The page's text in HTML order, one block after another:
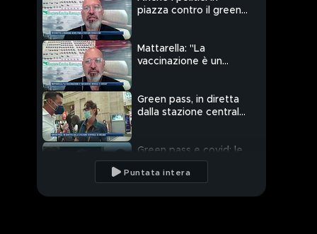
piazza contro il green
Mattarella: "La
vaccinazione è un
Green pass, in diretta
dalla stazione centrale
Green pass e covid: le
regole nel Regno Unito
Puntata intera